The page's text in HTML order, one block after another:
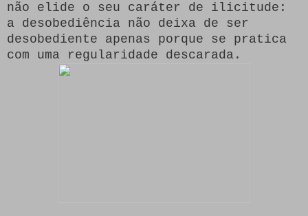
não elide o seu caráter de ilicitude:
a desobediência não deixa de ser
desobediente apenas porque se pratica
com uma regularidade descarada.